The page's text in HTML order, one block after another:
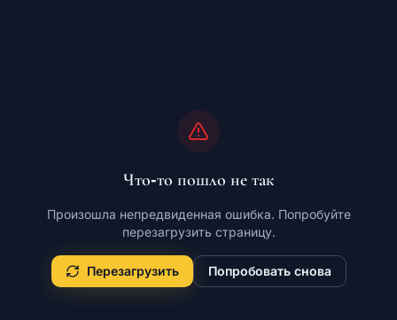
Что-то пошло не так
Произошла непредвиденная ошибка. Попробуйте
перезагрузить страницу.
Перезагрузить Попробовать снова